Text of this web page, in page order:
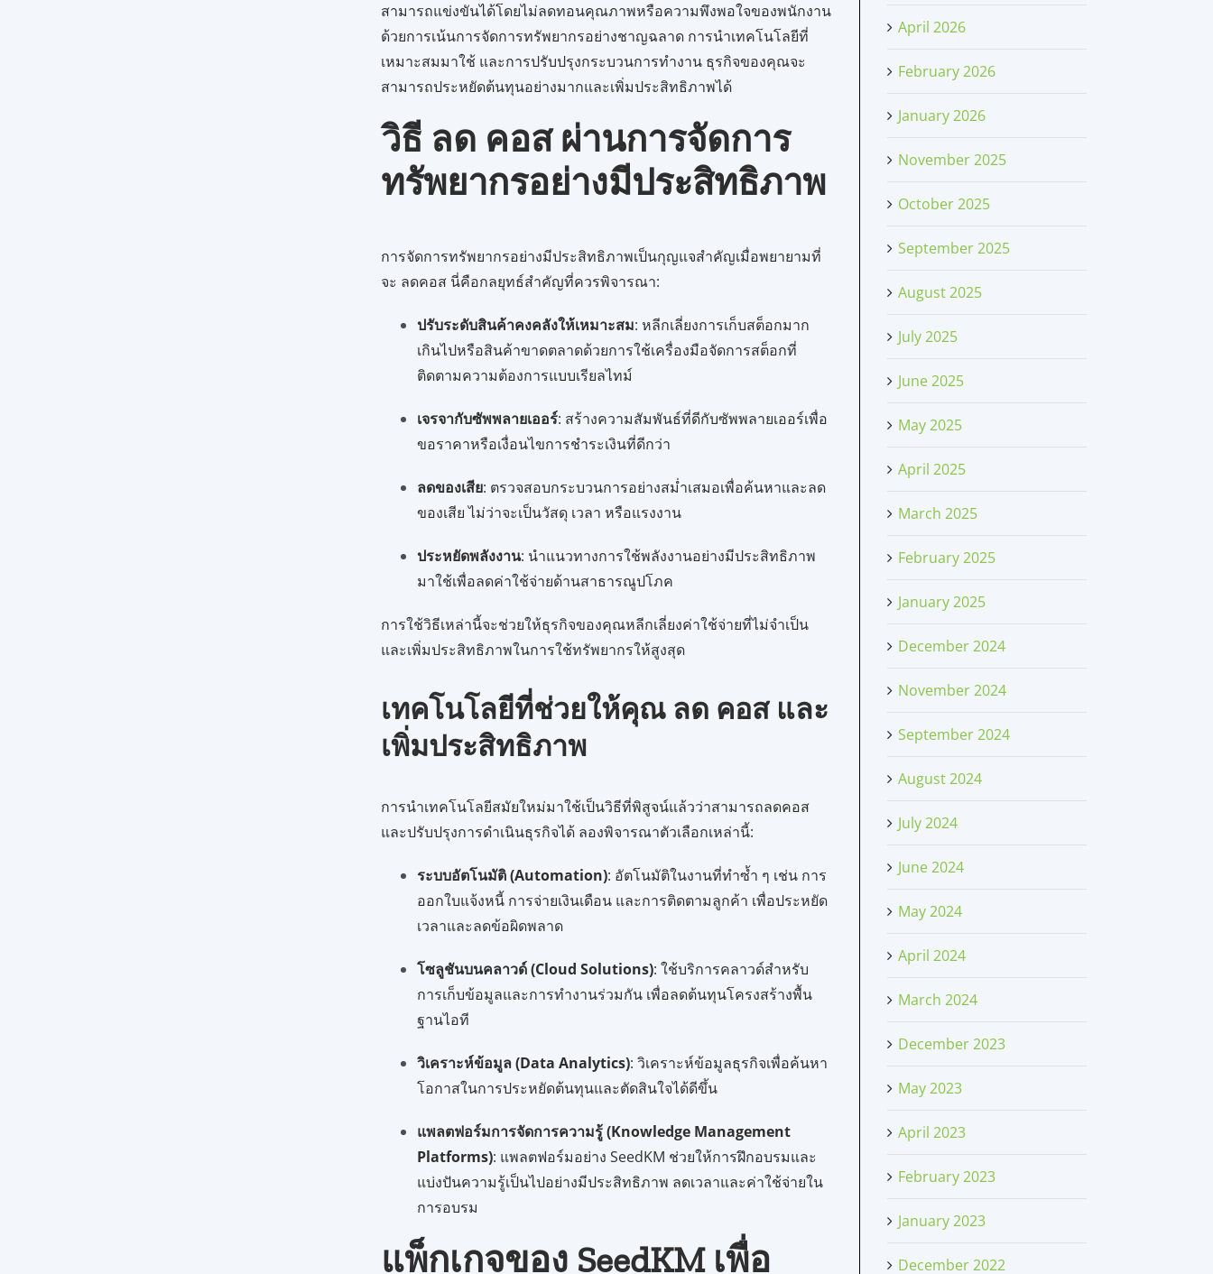
สามารถแข่งขันได้โดยไม่ลดทอนคุณภาพหรือความพึงพอใจของพนักงาน
ด้วยการเน้นการจัดการทรัพยากรอย่างชาญฉลาด การนำเทคโนโลยีที่
เหมาะสมมาใช้ และการปรับปรุงกระบวนการทำงาน ธุรกิจของคุณจะ
สามารถประหยัดต้นทุนอย่างมากและเพิ่มประสิทธิภาพได้
วิธี ลด คอส ผ่านการจัดการ
ทรัพยากรอย่างมีประสิทธิภาพ
การจัดการทรัพยากรอย่างมีประสิทธิภาพเป็นกุญแจสำคัญเมื่อพยายามที่
จะ ลดคอส นี่คือกลยุทธ์สำคัญที่ควรพิจารณา:
ปรับระดับสินค้าคงคลังให้เหมาะสม: หลีกเลี่ยงการเก็บสต็อกมาก
เกินไปหรือสินค้าขาดตลาดด้วยการใช้เครื่องมือจัดการสต็อกที่
ติดตามความต้องการแบบเรียลไทม์
เจรจากับซัพพลายเออร์: สร้างความสัมพันธ์ที่ดีกับซัพพลายเออร์เพื่อ
ขอราคาหรือเงื่อนไขการชำระเงินที่ดีกว่า
ลดของเสีย: ตรวจสอบกระบวนการอย่างสม่ำเสมอเพื่อค้นหาและลด
ของเสีย ไม่ว่าจะเป็นวัสดุ เวลา หรือแรงงาน
ประหยัดพลังงาน: นำแนวทางการใช้พลังงานอย่างมีประสิทธิภาพ
มาใช้เพื่อลดค่าใช้จ่ายด้านสาธารณูปโภค
การใช้วิธีเหล่านี้จะช่วยให้ธุรกิจของคุณหลีกเลี่ยงค่าใช้จ่ายที่ไม่จำเป็น
และเพิ่มประสิทธิภาพในการใช้ทรัพยากรให้สูงสุด
เทคโนโลยีที่ช่วยให้คุณ ลด คอส และ
เพิ่มประสิทธิภาพ
การนำเทคโนโลยีสมัยใหม่มาใช้เป็นวิธีที่พิสูจน์แล้วว่าสามารถลดคอส
และปรับปรุงการดำเนินธุรกิจได้ ลองพิจารณาตัวเลือกเหล่านี้:
ระบบอัตโนมัติ (Automation): อัตโนมัติในงานที่ทำซ้ำ ๆ เช่น การ
ออกใบแจ้งหนี้ การจ่ายเงินเดือน และการติดตามลูกค้า เพื่อประหยัด
เวลาและลดข้อผิดพลาด
โซลูชันบนคลาวด์ (Cloud Solutions): ใช้บริการคลาวด์สำหรับ
การเก็บข้อมูลและการทำงานร่วมกัน เพื่อลดต้นทุนโครงสร้างพื้น
ฐานไอที
วิเคราะห์ข้อมูล (Data Analytics): วิเคราะห์ข้อมูลธุรกิจเพื่อค้นหา
โอกาสในการประหยัดต้นทุนและตัดสินใจได้ดีขึ้น
แพลตฟอร์มการจัดการความรู้ (Knowledge Management
Platforms): แพลตฟอร์มอย่าง SeedKM ช่วยให้การฝึกอบรมและ
แบ่งปันความรู้เป็นไปอย่างมีประสิทธิภาพ ลดเวลาและค่าใช้จ่ายใน
การอบรม
แพ็กเกจของ SeedKM เพื่อ
April 2026
February 2026
January 2026
November 2025
October 2025
September 2025
August 2025
July 2025
June 2025
May 2025
April 2025
March 2025
February 2025
January 2025
December 2024
November 2024
September 2024
August 2024
July 2024
June 2024
May 2024
April 2024
March 2024
December 2023
May 2023
April 2023
February 2023
January 2023
December 2022